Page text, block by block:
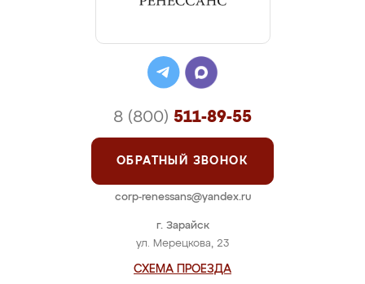
г. Зарайск
ул. Мерецкова, 23
СХЕМА ПРОЕЗДА
8 (800) 511-89-55
ОБРАТНЫЙ ЗВОНОК
corp-renessans@yandex.ru